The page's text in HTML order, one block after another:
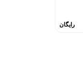
رایگان